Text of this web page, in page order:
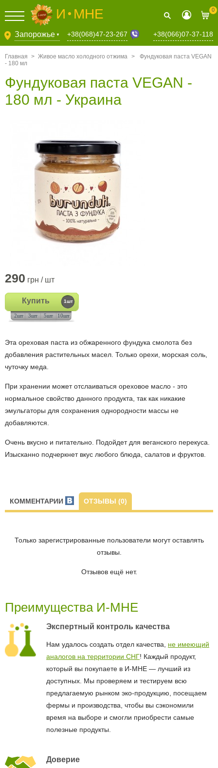
И МНЕ 0
Запорожье ▼ +38(068)47-23-267 +38(066)07-37-118
Главная > Живое масло холодного отжима >
Фундуковая паста VEGAN
- 180 мл
Фундуковая паста VEGAN -
180 мл - Украина
290 грн / шт
Купить 1шт
2шт 3шт 5шт 10шт
Эта ореховая паста из обжаренного фундука смолота без
добавления растительных масел. Только орехи, морская соль,
чуточку меда.
При хранении может отслаиваться ореховое масло - это
нормальное свойство данного продукта, так как никакие
эмульгаторы для сохранения однородности массы не
добавляются.
Очень вкусно и питательно. Подойдет для веганского перекуса.
Изысканно подчеркнет вкус любого блюда, салатов и фруктов.
КОММЕНТАРИИ ОТЗЫВЫ (0)
Только зарегистрированные пользователи могут оставлять
отзывы.
Отзывов ещё нет.
Преимущества И-МНЕ
Экспертный контроль качества
Нам удалось создать отдел качества, не имеющий
аналогов на территории СНГ! Каждый продукт,
который вы покупаете в И-МНЕ — лучший из
доступных. Мы проверяем и тестируем всю
предлагаемую рынком эко-продукцию, посещаем
фермы и производства, чтобы вы сэкономили
время на выборе и смогли приобрести самые
полезные продукты.
Доверие